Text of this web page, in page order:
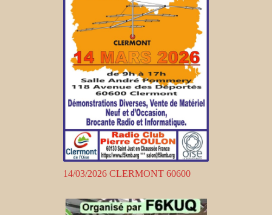
14/03/2026 CLERMONT 60600